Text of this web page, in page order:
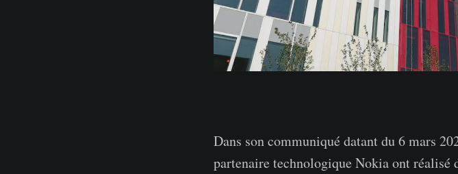
Dans son communiqué datant du 6 mars
partenaire technologique Nokia ont réalisé